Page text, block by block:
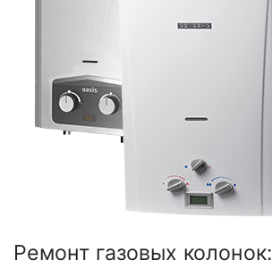
Ремонт газовых колонок: